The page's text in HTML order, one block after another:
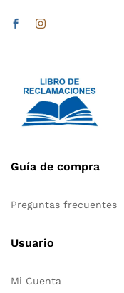
Guía de compra
Preguntas frecuentes
Usuario
Mi Cuenta